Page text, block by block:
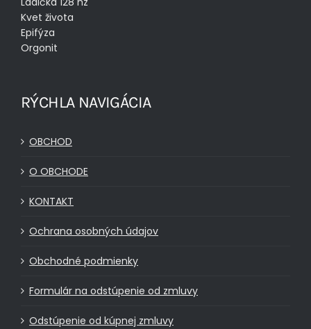
Kvet života
Epifýza
Orgonit
RÝCHLA NAVIGÁCIA
OBCHOD
O OBCHODE
KONTAKT
Ochrana osobných údajov
Obchodné podmienky
Formulár na odstúpenie od zmluvy
Odstúpenie od kúpnej zmluvy